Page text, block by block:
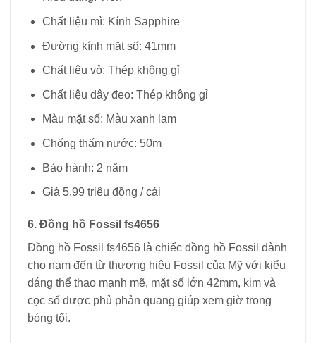
Chất liệu mì: Kính Sapphire
Đường kính mặt số: 41mm
Chất liệu vỏ: Thép không gỉ
Chất liệu dây đeo: Thép không gỉ
Màu mặt số: Màu xanh lam
Chống thấm nước: 50m
Bảo hành: 2 năm
Giá 5,99 triệu đồng / cái
6. Đồng hồ Fossil fs4656
Đồng hồ Fossil fs4656 là chiếc đồng hồ Fossil dành
cho nam đến từ thương hiệu Fossil của Mỹ với kiểu
dáng thể thao mạnh mẽ, mặt số lớn 42mm, kim và
cọc số được phủ phản quang giúp xem giờ trong
bóng tối.